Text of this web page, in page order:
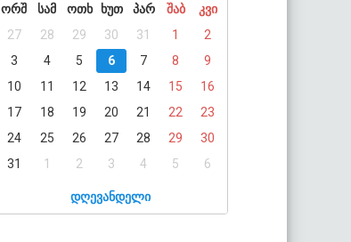
ორშ
სამ ოთხ ხუთ პარ შაბ
კვი
27
28 29 30 31 1
2
3
4 5 6 7 8
9
10
11 12 13 14 15
16
17
18 19 20 21 22
23
24
25 26 27 28 29
30
31
1 2 3 4 5 6
დღევანდელი